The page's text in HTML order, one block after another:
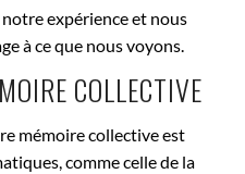
expérience et nous
à ce que nous voyons.
COLLECTIVE
mémoire collective est
comme celle de la